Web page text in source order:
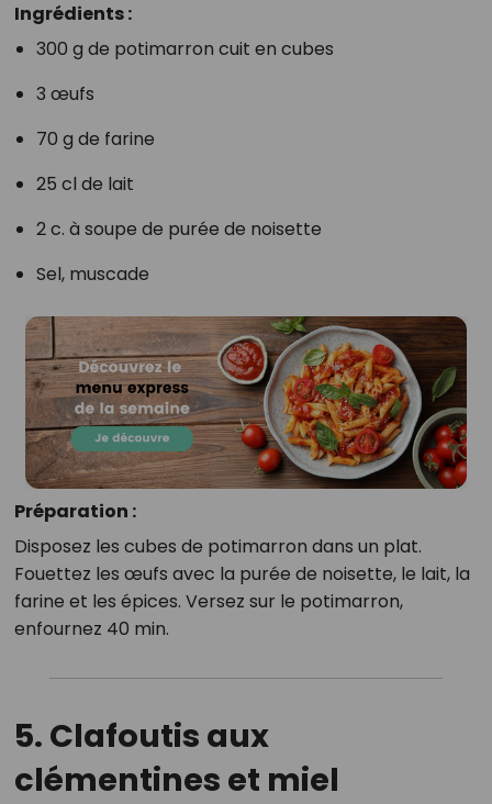
Ingrédients :
300 g de potimarron cuit en cubes
3 œufs
70 g de farine
25 cl de lait
2 c. à soupe de purée de noisette
Sel, muscade
Préparation :
Disposez les cubes de potimarron dans un plat.
Fouettez les œufs avec la purée de noisette, le lait, la
farine et les épices. Versez sur le potimarron,
enfournez 40 min.
5. Clafoutis aux
clémentines et miel